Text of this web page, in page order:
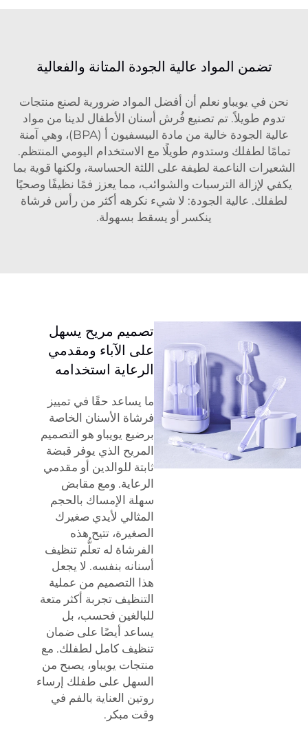
تضمن المواد عالية الجودة المتانة والفعالية
نحن في يويباو نعلم أن أفضل المواد ضرورية لصنع منتجات
تدوم طويلاً. تم تصنيع فُرش أسنان الأطفال لدينا من مواد
عالية الجودة خالية من مادة البيسفيون أ (BPA)، وهي آمنة
تمامًا لطفلك وستدوم طويلًا مع الاستخدام اليومي المنتظم.
الشعيرات الناعمة لطيفة على اللثة الحساسة، ولكنها قوية بما
يكفي لإزالة الترسبات والشوائب، مما يعزز فمًا نظيفًا وصحيًا
لطفلك. عالية الجودة: لا شيء نكرهه أكثر من رأس فرشاة
ينكسر أو يسقط بسهولة.
تصميم مريح يسهل
على الآباء ومقدمي
الرعاية استخدامه
ما يساعد حقًا في تمييز
فرشاة الأسنان الخاصة
برضيع يويباو هو التصميم
المريح الذي يوفر قبضة
ثابتة للوالدين أو مقدمي
الرعاية. ومع مقابض
سهلة الإمساك بالحجم
المثالي لأيدي صغيرك
الصغيرة، تتيح هذه
الفرشاة له تعلُّم تنظيف
أسنانه بنفسه. لا يجعل
هذا التصميم من عملية
التنظيف تجربة أكثر متعة
للبالغين فحسب، بل
يساعد أيضًا على ضمان
تنظيف كامل لطفلك. مع
منتجات يويباو، يصبح من
السهل على طفلك إرساء
روتين العناية بالفم في
وقت مبكر.